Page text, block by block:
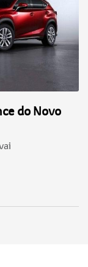
do Novo